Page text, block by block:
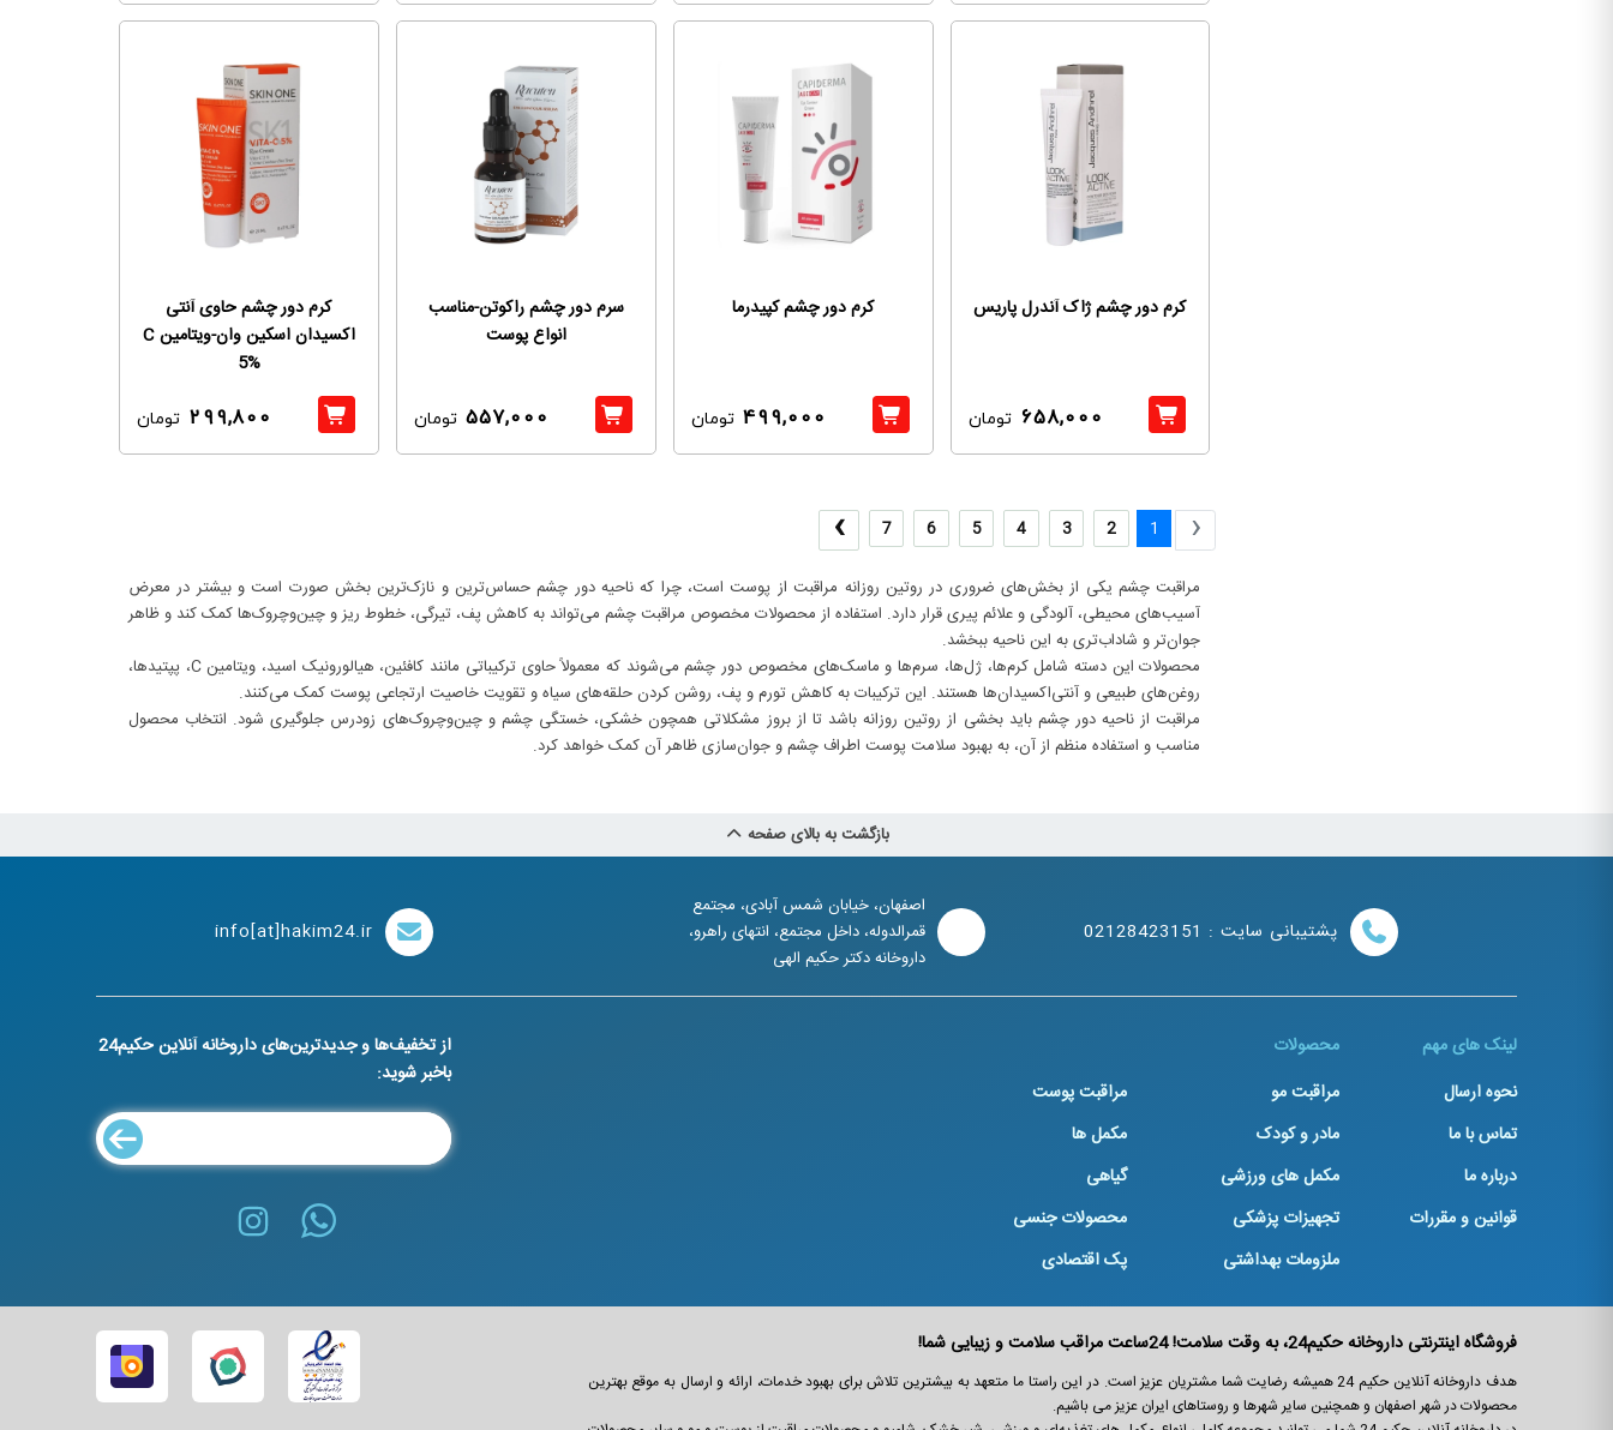
کرم دور چشم ژاک آندرل پاریس
658,000 تومان
کرم دور چشم کپیدرما
499,000 تومان
سرم دور چشم راکوتن-مناسب
انواع پوست
557,000 تومان
کرم دور چشم حاوی آنتی
اکسیدان اسکین وان-ویتامین C
5%
299,800 تومان
‹
1
2
3
4
5
6
7
›
مراقبت چشم یکی از بخش‌های ضروری در روتین روزانه مراقبت از پوست است، چرا که ناحیه دور چشم حساس‌ترین و نازک‌ترین بخش صورت است و بیشتر در معرض
آسیب‌های محیطی، آلودگی و علائم پیری قرار دارد. استفاده از محصولات مخصوص مراقبت چشم می‌تواند به کاهش پف، تیرگی، خطوط ریز و چین‌وچروک‌ها کمک کند و ظاهر
جوان‌تر و شاداب‌تری به این ناحیه ببخشد.
محصولات این دسته شامل کرم‌ها، ژل‌ها، سرم‌ها و ماسک‌های مخصوص دور چشم می‌شوند که معمولاً حاوی ترکیباتی مانند کافئین، هیالورونیک اسید، ویتامین C، پپتیدها،
روغن‌های طبیعی و آنتی‌اکسیدان‌ها هستند. این ترکیبات به کاهش تورم و پف، روشن کردن حلقه‌های سیاه و تقویت خاصیت ارتجاعی پوست کمک می‌کنند.
مراقبت از ناحیه دور چشم باید بخشی از روتین روزانه باشد تا از بروز مشکلاتی همچون خشکی، خستگی چشم و چین‌وچروک‌های زودرس جلوگیری شود. انتخاب محصول
مناسب و استفاده منظم از آن، به بهبود سلامت پوست اطراف چشم و جوان‌سازی ظاهر آن کمک خواهد کرد.
بازگشت به بالای صفحه
پشتیبانی سایت : 02128423151
اصفهان، خیابان شمس آبادی، مجتمع
قمرالدوله، داخل مجتمع، انتهای راهرو،
داروخانه دکتر حکیم الهی
info[at]hakim24.ir
لینک های مهم
نحوه ارسال
تماس با ما
درباره ما
قوانین و مقررات
محصولات
مراقبت مو
مراقبت پوست
مادر و کودک
مکمل ها
مکمل های ورزشی
گیاهی
تجهیزات پزشکی
محصولات جنسی
ملزومات بهداشتی
پک اقتصادی
از تخفیف‌ها و جدیدترین‌های داروخانه آنلاین حکیم24
باخبر شوید:
فروشگاه اینترنتی داروخانه حکیم24، به وقت سلامت! 24ساعت مراقب سلامت و زیبایی شما!
هدف داروخانه آنلاین حکیم 24 همیشه رضایت شما مشتریان عزیز است. در این راستا ما متعهد به بیشترین تلاش برای بهبود خدمات، ارائه و ارسال به موقع بهترین
محصولات در شهر اصفهان و همچنین سایر شهرها و روستاهای ایران عزیز می باشیم.